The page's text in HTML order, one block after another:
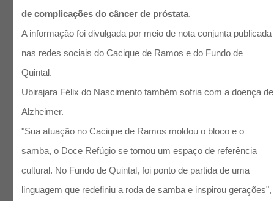
de complicações do câncer de próstata.
A informação foi divulgada por meio de nota conjunta publicada
nas redes sociais do Cacique de Ramos e do Fundo de
Quintal.
Ubirajara Félix do Nascimento também sofria com a doença de
Alzheimer.
"Sua atuação no Cacique de Ramos moldou o bloco e o
samba, o Doce Refúgio se tornou um espaço de referência
cultural. No Fundo de Quintal, foi ponto de partida de uma
linguagem que redefiniu a roda de samba e inspirou gerações",